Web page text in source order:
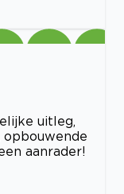
uitleg,
opbouwende
aanrader!